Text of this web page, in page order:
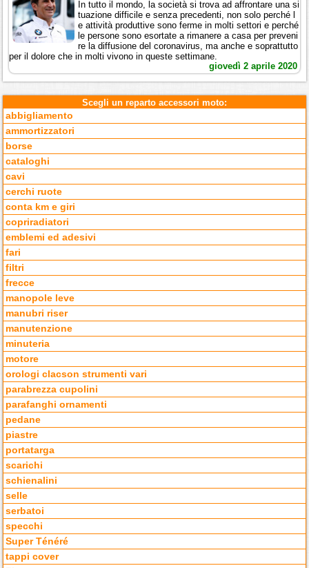
In tutto il mondo, la società si trova ad affrontare una si
tuazione difficile e senza precedenti, non solo perché l
e attività produttive sono ferme in molti settori e perché
le persone sono esortate a rimanere a casa per preveni
re la diffusione del coronavirus, ma anche e soprattutto
per il dolore che in molti vivono in queste settimane.
giovedì 2 aprile 2020
Scegli un reparto accessori moto:
abbigliamento
ammortizzatori
borse
cataloghi
cavi
cerchi ruote
conta km e giri
copriradiatori
emblemi ed adesivi
fari
filtri
frecce
manopole leve
manubri riser
manutenzione
minuteria
motore
orologi clacson strumenti vari
parabrezza cupolini
parafanghi ornamenti
pedane
piastre
portatarga
scarichi
schienalini
selle
serbatoi
specchi
Super Ténéré
tappi cover